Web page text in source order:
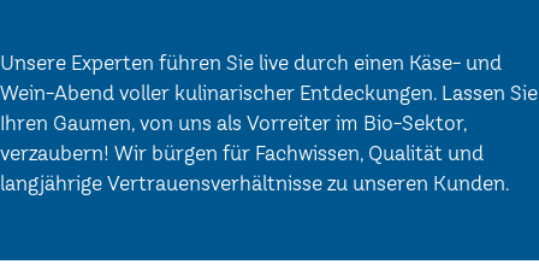
Unsere Experten führen Sie live durch einen Käse- und
Wein-Abend voller kulinarischer Entdeckungen. Lassen Sie
Ihren Gaumen, von uns als Vorreiter im Bio-Sektor,
verzaubern! Wir bürgen für Fachwissen, Qualität und
langjährige Vertrauensverhältnisse zu unseren Kunden.